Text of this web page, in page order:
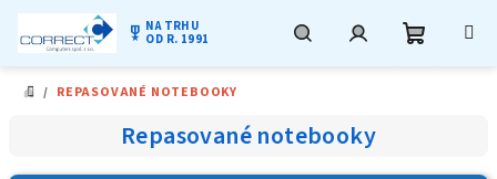
military_tech NA TRHU
OD R. 1991
DOMŮ
/ REPASOVANÉ NOTEBOOKY
Repasované notebooky